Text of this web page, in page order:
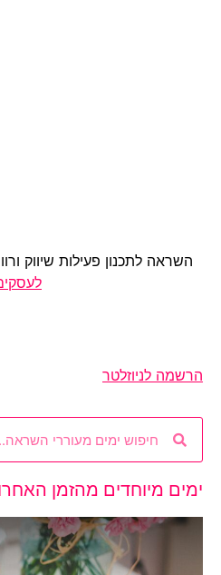
השראה לתכנון פעילות שיווק
הרשמה לניוזלטר
ימים מיוחדים מהזמן